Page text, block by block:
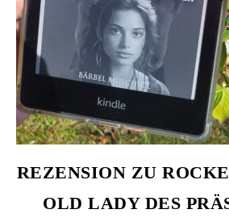
REZENSION ZU
OLD LADY DES